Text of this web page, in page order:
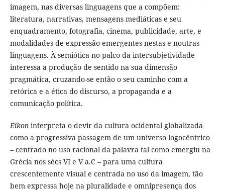
imagem, nas diversas linguagens que a compõem:
literatura, narrativas, mensagens mediáticas e seu
enquadramento, fotografia, cinema, publicidade, arte, e
modalidades de expressão emergentes nestas e noutras
linguagens. À semiótica no palco da intersubjetividade
interessa a produção de sentido na sua dimensão
pragmática, cruzando-se então o seu caminho com a
retórica e a ética do discurso, a propaganda e a
comunicação política.
Eikoninterpreta o devir da cultura ocidental globalizada
como a progressiva passagem de um universo logocêntrico
– centrado no uso racional da palavra tal como emergiu na
Grécia nos sécs VI e V a.C – para uma cultura
crescentemente visual e centrada no uso da imagem, tão
bem expressa hoje na pluralidade e omnipresença dos